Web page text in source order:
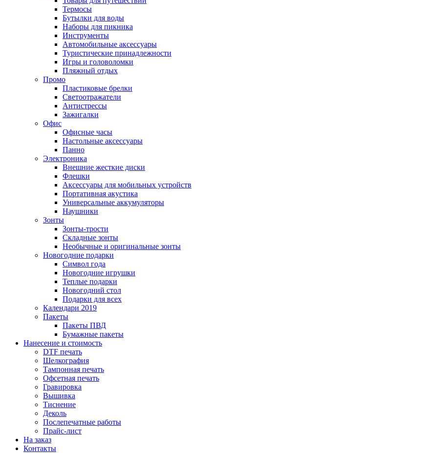
Термосы
Бутылки для воды
Наборы для пикника
Инструменты
Автомобильные аксессуары
Туристические принадлежности
Игры и головоломки
Пляжный отдых
Промо
Пластиковые брелки
Светоотражатели
Антистрессы
Зажигалки
Офис
Офисные часы
Настольные аксессуары
Панно
Электроника
Внешние жесткие диски
Флешки
Аксессуары для мобильных устройств
Портативная акустика
Универсальные аккумуляторы
Наушники
Зонты
Зонты-трости
Складные зонты
Необычные и оригинальные зонты
Новогодние подарки
Символ года
Новогодние игрушки
Теплые подарки
Новогодний стол
Подарки для всех
Календари 2019
Пакеты
Пакеты ПВД
Бумажные пакеты
Нанесение и стоимость
DTF печать
Шелкография
Тампонная печать
Офсетная печать
Гравировка
Вышивка
Тиснение
Деколь
Послепечатные работы
Прайс-лист
На заказ
Контакты